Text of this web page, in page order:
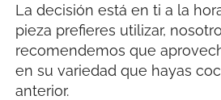
La decisión está en ti a la
pieza prefieres utilizar,
recomendemos que
en su variedad que hayas
anterior.